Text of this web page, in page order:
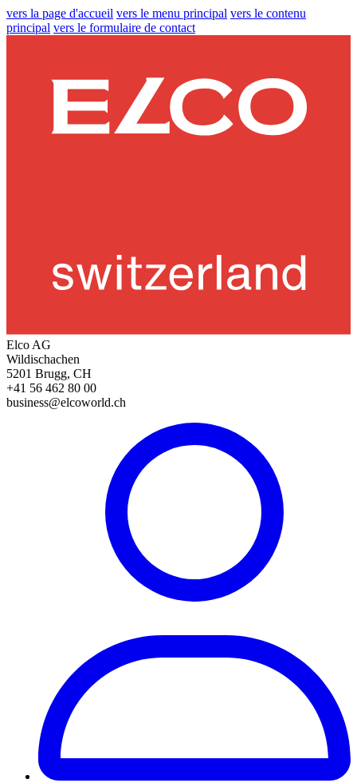
vers la page d'accueil vers le menu principal vers le contenu
principal vers le formulaire de contact
Elco AG
Wildischachen
5201 Brugg, CH
+41 56 462 80 00
business@elcoworld.ch